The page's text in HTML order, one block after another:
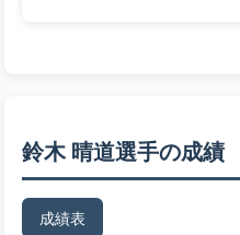
鈴木 晴道選手の成績
成績表